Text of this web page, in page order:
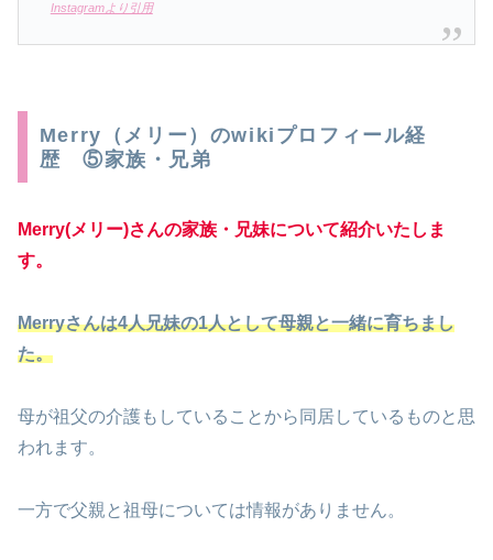
Instagramより引用
Merry（メリー）のwikiプロフィール経
歴 ⑤家族・兄弟
Merry(メリー)さんの家族・兄妹について紹介いたしま
す。
Merryさんは4人兄妹の1人として母親と一緒に育ちまし
た。
母が祖父の介護もしていることから同居しているものと思
われます。
一方で父親と祖母については情報がありません。